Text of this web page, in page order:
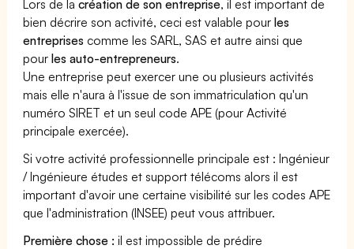
Lors de lacréation de son entreprise, il est important de
bien décrire son activité, ceci est valable pourles
entreprises comme les SARL, SAS et autre ainsi que
pourles auto-entrepreneurs.
Une entreprise peut exercer une ou plusieurs activités
mais elle n'aura à l'issue de son immatriculation qu'un
numéro SIRET et un seul code APE (pour Activité
principale exercée).
Si votre activité professionnelle principale est : Ingénieur
/ Ingénieure études et support télécoms alors il est
important d'avoir une certaine visibilité sur les codes APE
que l'administration (INSEE) peut vous attribuer.
Première chose : il est impossible de prédire